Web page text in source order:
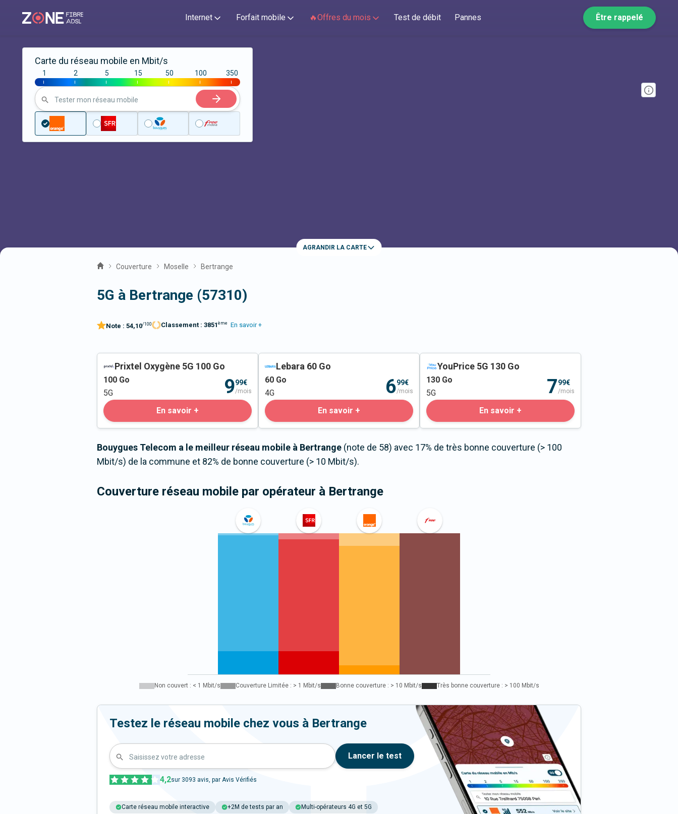
Internet Forfait mobile 🔥Offres du mois Test de débit Pannes Être rappelé
Carte du réseau mobile en Mbit/s
|
1
|
2
|
5
|
15
|
50
|
100
|
350
Tester mon réseau mobile
AGRANDIR LA CARTE
Couverture Moselle Bertrange
5G à Bertrange (57310)
Note : 54,10/100 Classement : 3851 ème En savoir +
Prixtel Oxygène 5G 100 Go
100 Go
5G
999€
/mois
En savoir +
Lebara 60 Go
60 Go
4G
699€
/mois
En savoir +
YouPrice 5G 130 Go
130 Go
5G
799€
/mois
En savoir +
Bouygues Telecom a le meilleur réseau mobile à Bertrange (note de 58) avec 17% de très bonne couverture (> 100
Mbit/s) de la commune et 82% de bonne couverture (> 10 Mbit/s).
Couverture réseau mobile par opérateur à Bertrange
Non couvert : < 1 Mbit/s Couverture Limitée : > 1 Mbit/s Bonne couverture : > 10 Mbit/s Très bonne couverture : > 100 Mbit/s
Testez le réseau mobile chez vous à Bertrange
Saisissez votre adresse Lancer le test
4,2sur 3093 avis, par Avis Vérifiés
Carte réseau mobile interactive +2M de tests par an Multi-opérateurs 4G et 5G